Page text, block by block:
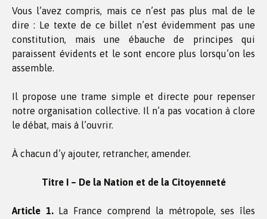
Vous l’avez compris, mais ce n’est pas plus mal de le
dire : Le texte de ce billet n’est évidemment pas une
constitution, mais une ébauche de principes qui
paraissent évidents et le sont encore plus lorsqu’on les
assemble.
Il propose une trame simple et directe pour repenser
notre organisation collective. Il n’a pas vocation à clore
le débat, mais à l’ouvrir.
À chacun d’y ajouter, retrancher, amender.
Titre I – De la Nation et de la Citoyenneté
Article 1.La France comprend la métropole, ses îles